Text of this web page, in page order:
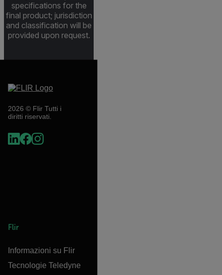
specifications for the
final product; jurisdiction
and classification will be
provided upon request.
2026 © Flir Tutti i
diritti riservati.
Flir
Informazioni su Flir
Tecnologie Teledyne